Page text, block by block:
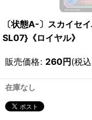
〔状態A-〕スカイセ
SL07}《ロイヤル》
販売価格: 260円(税
在庫なし